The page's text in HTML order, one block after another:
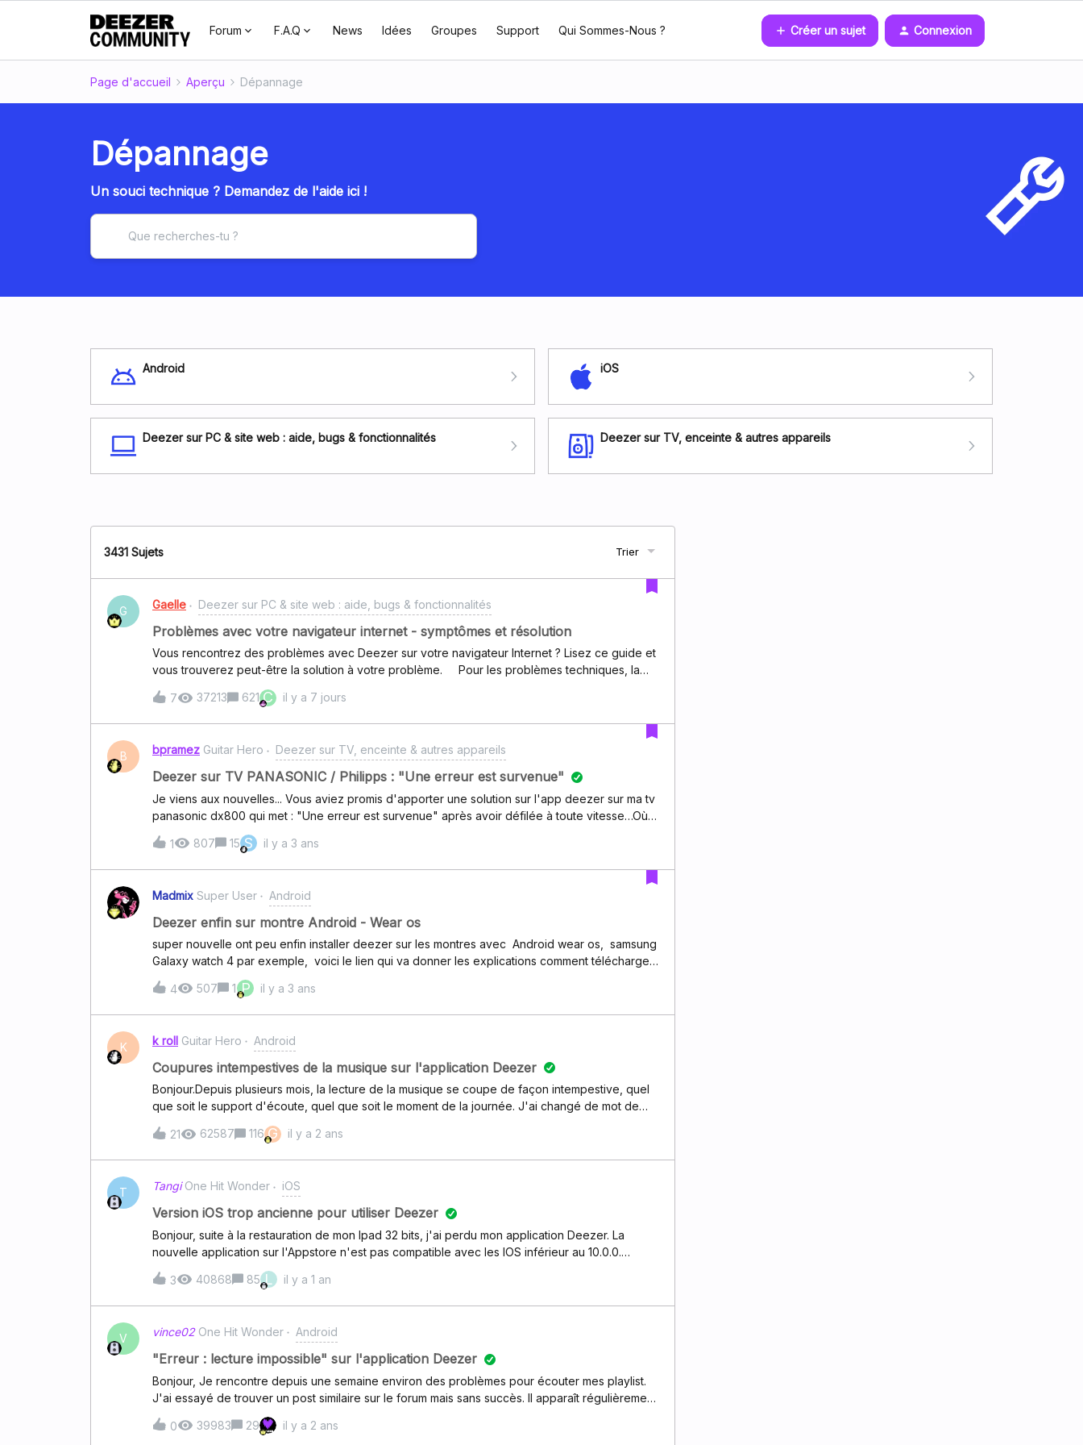
Forum F.A.Q News Idées Groupes Support Qui Sommes-Nous ? Créer un sujet Connexion
Page d'accueil Aperçu Dépannage
Dépannage
Un souci technique ? Demandez de l'aide ici !
Android iOS
Deezer sur PC & site web : aide, bugs & fonctionnalités Deezer sur TV, enceinte & autres appareils
3431 Sujets Trier
G Gaelle Deezer sur PC & site web : aide, bugs & fonctionnalités
Problèmes avec votre navigateur internet - symptômes et résolution
Vous rencontrez des problèmes avec Deezer sur votre navigateur Internet ? Lisez ce guide et
vous trouverez peut-être la solution à votre problème. Pour les problèmes techniques, la
solution la plus simple est souvent la bonne ! Donc tout d’abord, veuillez supprimer votre
navigateur, puis le réinstaller Cela ne fonctionne toujours pas ? Nous avons essayé de créer
une liste des “symptômes” connus, pour que vous puissiez retrouver ce que vous voyez sur
correctement Deezer.com ne répond pas comme il devrait Vous ne pouvez pas voir le player
ou les boutons de contrôles (skip/passer, play.lecture, etc.) Solutions possibles : Assurez-
votre navigateur (si vous n’êtes pas certain comment faire, il vous suffit dans votre navigateur
internet “comment supprimer le cache de mon navigateur”). Ensuite veuille
7 37213 621 C il y a 7 jours
B bpramez Guitar Hero Deezer sur TV, enceinte & autres appareils
Deezer sur TV PANASONIC / Philipps : "Une erreur est survenue"
Je viens aux nouvelles... Vous aviez promis d'apporter une solution sur l'app deezer sur ma tv
panasonic dx800 qui met : "Une erreur est survenue" après avoir défilée à toute vitesse…Où
en êtes vous ?Vous êtes morts ?Ça devient pénible !Philippe
1
807 15 S il y a 3 ans
Madmix Super User Android
Deezer enfin sur montre Android - Wear os
super nouvelle ont peu enfin installer deezer sur les montres avec Android wear os, samsung
Galaxy watch 4 par exemple, voici le lien qui va donner les explications comment télécharger
Deezer. https://support.deezer.com/hc/fr/articles/115004423629-Deezer-sur-Android-Wearje
suis très content et je viens d'installer deezer et je vais commencer les
téléchargements. Génial Amicalement Madmix super users de l'entraide 🐱😃😃😃Photo de
installé en bonne place 😃
4 507 1 P il y a 3 ans
K k roll Guitar Hero Android
Coupures intempestives de la musique sur l'application Deezer
Bonjour.Depuis plusieurs mois, la lecture de la musique se coupe de façon intempestive, quel
que soit le support d'écoute, quel que soit le moment de la journée. J'ai changé de mot de
passe plusieurs fois, au cas où j'aurais été piratée, mais rien n'y fait. Par exemple, ce matin, ça
s'arrête toutes les 2 ou 3 chansons, voire toutes les chansons. On perd tout le plaisir de
l'écoute. Je ne trouve aucune réponse satisfaisante. Que faire avant de de se désabonner ?
21 62587 116 G il y a 2 ans
T Tangi One Hit Wonder iOS
Version iOS trop ancienne pour utiliser Deezer
Bonjour, suite à la restauration de mon Ipad 32 bits, j'ai perdu mon application Deezer. La
nouvelle application sur l'Appstore n'est pas compatible avec les IOS inférieur au 10.0.0.
Comment peut-on résoudre le problème?
3
40868 85 L il y a 1 an
V vince02 One Hit Wonder Android
"Erreur : lecture impossible" sur l'application Deezer
Bonjour, Je rencontre depuis une semaine environ des problèmes pour écouter mes playlist.
J'ai essayé de trouver un post similaire sur le forum mais sans succès. Il apparaît régulièrement
le message suivant : "Erreur: lecture impossible. Malheureusement, le contenu demandé ne
peut pas être chargé.". J'ai le choix d'annuler ou de réessayer, mais lorsque je réessaye, j'ai à
0 39983 29 il y a 2 ans